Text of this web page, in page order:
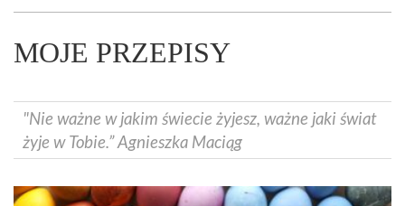
MOJE PRZEPISY
"Nie ważne w jakim świecie żyjesz, ważne jaki świat
żyje w Tobie.” Agnieszka Maciąg